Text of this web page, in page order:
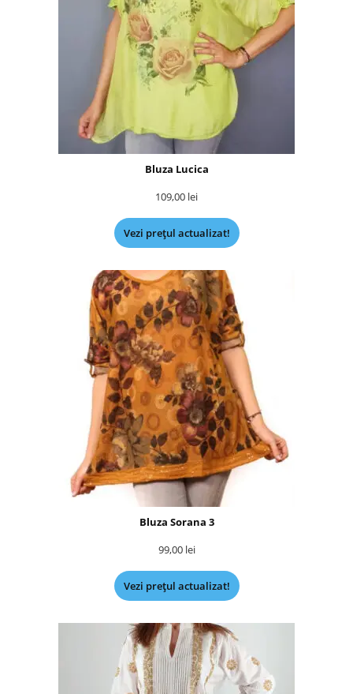
Bluza Lucica
109,00 lei
Vezi prețul actualizat!
Bluza Sorana 3
99,00 lei
Vezi prețul actualizat!